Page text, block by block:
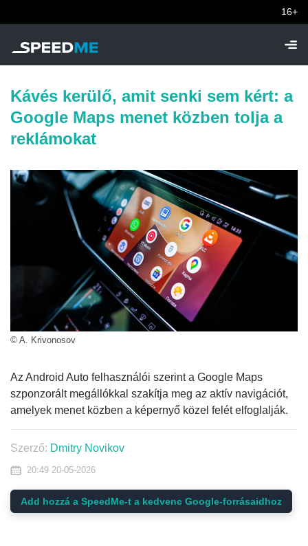
16+
Kávés kerülő, amit senki sem kért: a
Google Maps menet közben tolja a
reklámokat
© A. Krivonosov
Az Android Auto felhasználói szerint a Google Maps
szponzorált megállókkal szakítja meg az aktív navigációt,
amelyek menet közben a képernyő közel felét elfoglalják.
Szerző: Dmitry Novikov
20:49 20-05-2026
Add hozzá a SpeedMe-t a kedvenc Google-forrásaidhoz